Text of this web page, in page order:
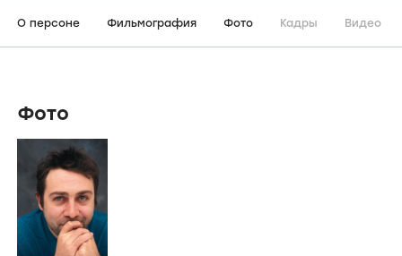
О персоне Фильмография Фото Кадры Видео
Фото